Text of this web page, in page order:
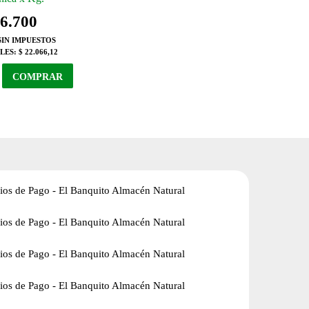
IMPUESTOS
$ 22.066,12
COMPRAR